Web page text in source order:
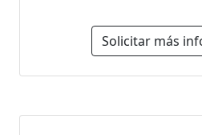
Solicitar más